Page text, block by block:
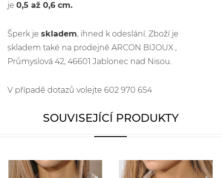
je 0,5 až 0,6 cm.
Šperk je skladem, ihned k odeslání. Zboží je
skladem také na prodejně ARCON BIJOUX ,
Průmyslová 42, 46601 Jablonec nad Nisou.
V případě dotazů volejte 602 970 654
SOUVISEJÍCÍ PRODUKTY